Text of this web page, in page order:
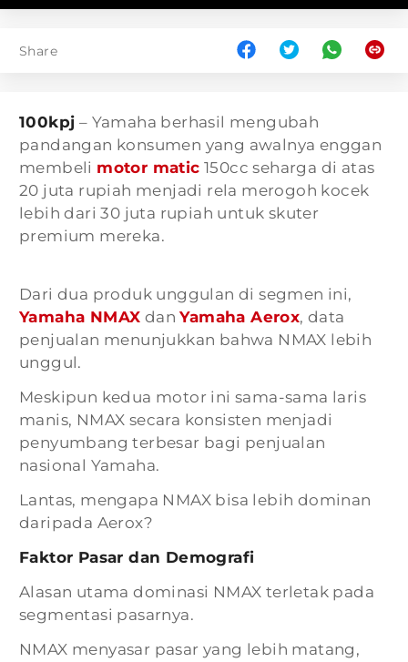
Share
100kpj – Yamaha berhasil mengubah
pandangan konsumen yang awalnya enggan
membeli motor matic 150cc seharga di atas
20 juta rupiah menjadi rela merogoh kocek
lebih dari 30 juta rupiah untuk skuter
premium mereka.
Dari dua produk unggulan di segmen ini,
Yamaha NMAX danYamaha Aerox, data
penjualan menunjukkan bahwa NMAX lebih
unggul.
Meskipun kedua motor ini sama-sama laris
manis, NMAX secara konsisten menjadi
penyumbang terbesar bagi penjualan
nasional Yamaha.
Lantas, mengapa NMAX bisa lebih dominan
daripada Aerox?
Faktor Pasar dan Demografi
Alasan utama dominasi NMAX terletak pada
segmentasi pasarnya.
NMAX menyasar pasar yang lebih matang,